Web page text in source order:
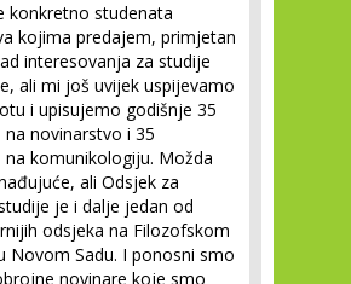
konkretno studenata
kojima predajem, primjetan
interesovanja za studije
ali mi još uvijek uspijevamo
i upisujemo godišnje 35
novinarstvo i 35
na komunikologiju. Možda
ali Odsjek za
je i dalje jedan od
odsjeka na Filozofskom
Novom Sadu. I ponosni smo
novinare koje smo